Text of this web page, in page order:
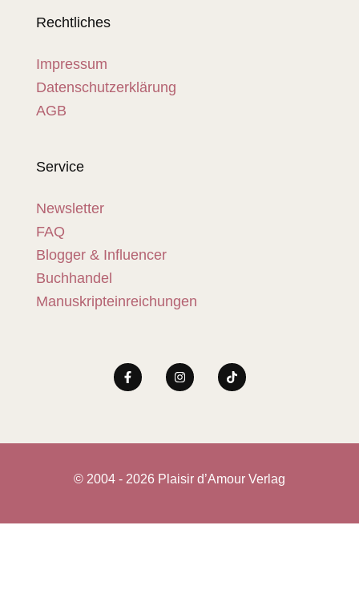
Rechtliches
Impressum
Datenschutzerklärung
AGB
Service
Newsletter
FAQ
Blogger & Influencer
Buchhandel
Manuskripteinreichungen
© 2004 - 2026 Plaisir d’Amour Verlag